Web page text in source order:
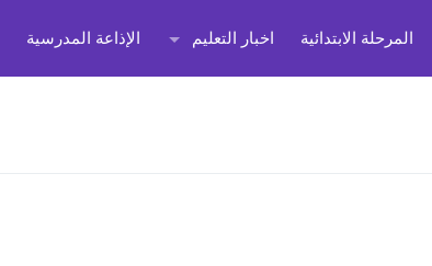
المرحلة الابتدائية اخبار التعليم الإذاعة المدرسية